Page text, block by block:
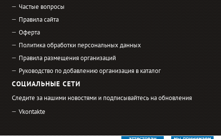
Частые вопросы
Правила сайта
Оферта
Политика обработки персональных данных
Правила размещения организаций
Руководство по добавлению организация в каталог
СОЦИАЛЬНЫЕ СЕТИ
Следите за нашими новостями и подписывайтесь на обновления
Vkontakte